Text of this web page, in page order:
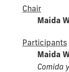
Chair
Maida
Participants
Maida
Comida